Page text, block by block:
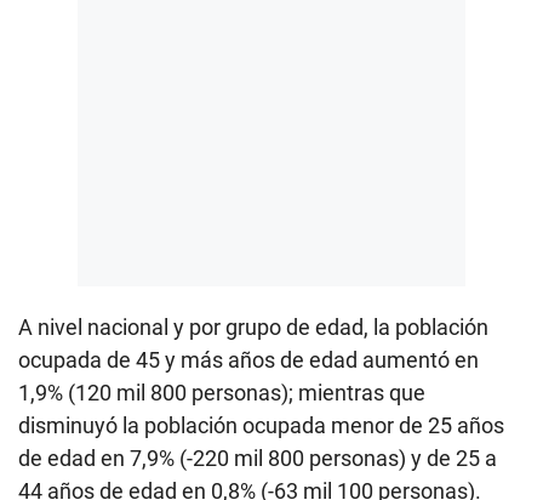
A nivel nacional y por grupo de edad, la población
ocupada de 45 y más años de edad aumentó en
1,9% (120 mil 800 personas); mientras que
disminuyó la población ocupada menor de 25 años
de edad en 7,9% (-220 mil 800 personas) y de 25 a
44 años de edad en 0,8% (-63 mil 100 personas).